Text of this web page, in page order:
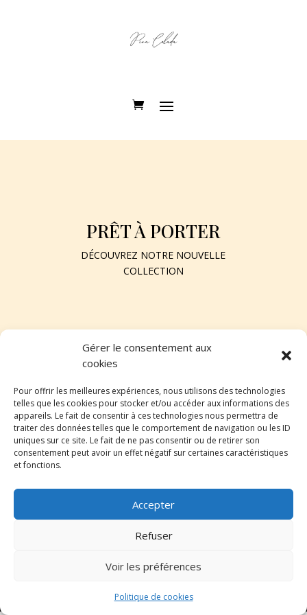
Gérer le consentement aux
cookies
Pour offrir les meilleures expériences, nous utilisons des technologies
telles que les cookies pour stocker et/ou accéder aux informations des
appareils. Le fait de consentir à ces technologies nous permettra de
traiter des données telles que le comportement de navigation ou les ID
uniques sur ce site. Le fait de ne pas consentir ou de retirer son
consentement peut avoir un effet négatif sur certaines caractéristiques
et fonctions.
Accepter
Refuser
Voir les préférences
Politique de cookies
PRÊT À PORTER
DÉCOUVREZ NOTRE NOUVELLE
COLLECTION
Aucun résultat
La page demandée est introuvable. Essayez d'affiner
Pina Colada Copyright 2023 -
Agence web digitale : Agenceweb.re